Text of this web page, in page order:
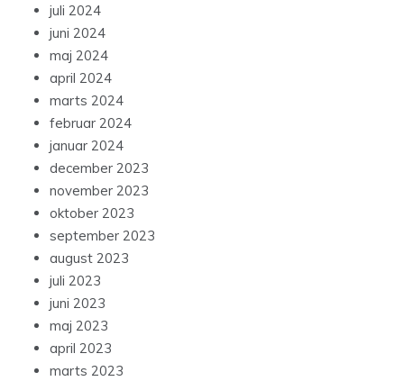
juli 2024
juni 2024
maj 2024
april 2024
marts 2024
februar 2024
januar 2024
december 2023
november 2023
oktober 2023
september 2023
august 2023
juli 2023
juni 2023
maj 2023
april 2023
marts 2023